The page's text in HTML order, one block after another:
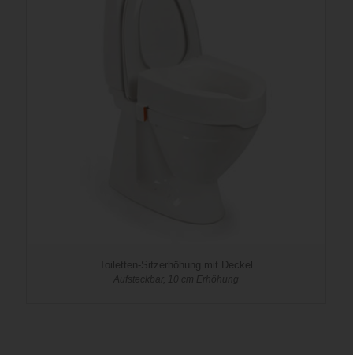
Toiletten-Sitzerhöhung mit Deckel
Aufsteckbar, 10 cm Erhöhung